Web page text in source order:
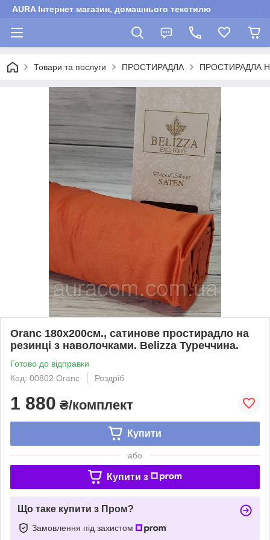
AURA Інтернет магазин, домашнього текстилю
Товари та послуги ПРОСТИРАДЛА ПРОСТИРАДЛА
Oranc 180х200см., сатинове простирадло на
резинці з наволочками. Belizza Туреччина.
Готово до відправки
Код: 00802 Oranc
Роздріб
1 880 ₴/комплект
Купити
або
Купити з
Що таке купити з Пром?
Замовлення під захистом